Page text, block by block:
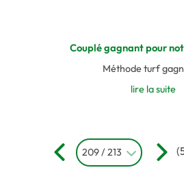
Couplé gagnant pour
Méthode turf
lire la suite
209 / 213